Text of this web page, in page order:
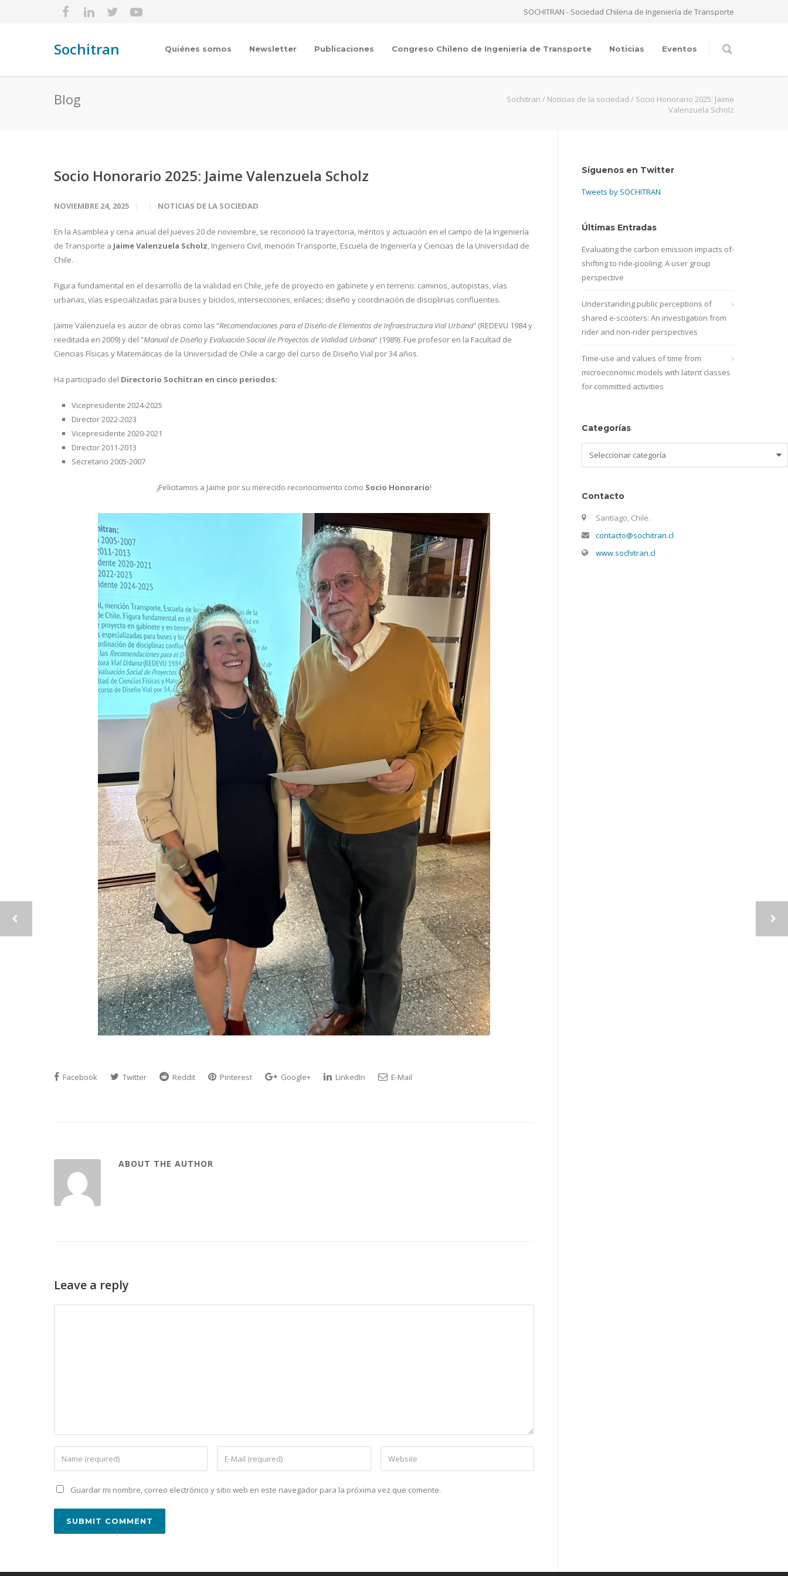
SOCHITRAN - Sociedad Chilena de Ingeniería de Transporte
Sochitran Quiénes somos Newsletter Publicaciones Congreso Chileno de Ingeniería de Transporte Noticias Eventos
Blog Sochitran / Noticias de la sociedad / Socio Honorario 2025: Jaime
Valenzuela Scholz
Socio Honorario 2025: Jaime Valenzuela Scholz
NOVIEMBRE 24, 2025 NOTICIAS DE LA SOCIEDAD
En la Asamblea y cena anual del jueves 20 de noviembre, se reconoció la trayectoria, méritos y actuación en el campo de la Ingeniería
de Transporte a Jaime Valenzuela Scholz, Ingeniero Civil, mención Transporte, Escuela de Ingeniería y Ciencias de la Universidad de
Chile.
Figura fundamental en el desarrollo de la vialidad en Chile, jefe de proyecto en gabinete y en terreno: caminos, autopistas, vías
urbanas, vías especializadas para buses y biciclos, intersecciones, enlaces; diseño y coordinación de disciplinas confluentes.
Jaime Valenzuela es autor de obras como las “Recomendaciones para el Diseño de Elementos de Infraestructura Vial Urbana” (REDEVU 1984 y
reeditada en 2009) y del “Manual de Diseño y Evaluación Social de Proyectos de Vialidad Urbana” (1989). Fue profesor en la Facultad de
Ciencias Físicas y Matemáticas de la Universidad de Chile a cargo del curso de Diseño Vial por 34 años.
Ha participado del Directorio Sochitran en cinco periodos:
Vicepresidente 2024-2025
Director 2022-2023
Vicepresidente 2020-2021
Director 2011-2013
Secretario 2005-2007
¡Felicitamos a Jaime por su merecido reconocimiento como Socio Honorario!
Facebook Twitter Reddit Pinterest Google+ LinkedIn E-Mail
ABOUT THE AUTHOR
Leave a reply
Guardar mi nombre, correo electrónico y sitio web en este navegador para la próxima vez que comente.
Síguenos en Twitter
Tweets by SOCHITRAN
Últimas Entradas
Evaluating the carbon emission impacts of
shifting to ride-pooling: A user group
perspective
Understanding public perceptions of
shared e-scooters: An investigation from
rider and non-rider perspectives
Time-use and values of time from
microeconomic models with latent classes
for committed activities
Categorías
Contacto
Santiago, Chile.
contacto@sochitran.cl
www.sochitran.cl